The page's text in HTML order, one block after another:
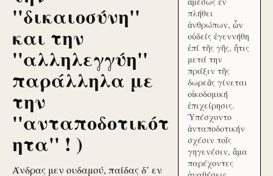
''δικαιοσύνη''
και την
''αλληλεγγύη''
παράλληλα με
την
''ανταποδοτικότ
ητα'' ! )
Άνδρας μεν ουδαμού, παίδας δ’ εν
πλήθει
ἀνθρώπων, ὧν
οὐδείς ἐγεννήθη
ἐπί τῆς γῆς, ἥτις
μετά την
πράξιν τῆς
δωρεᾶς γίνεται
οἰκοδομική
ἐπιχείρησις.
Ὑπέσχοντο
ἀνταποδοτικήν
σχέσιν τοῖς
γηγενέσιν, ἅμα
παρέχοντες